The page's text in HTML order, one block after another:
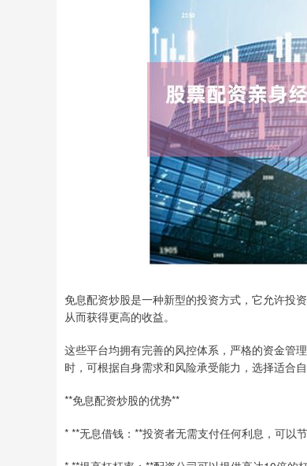
免息配资炒股是一种新型的投资方式，它允许投
从而获得更高的收益。
这些平台均拥有完善的风控体系，严格的资金管
时，可根据自身需求和风险承受能力，选择适合自
**免息配资炒股的优势**
* **无息借钱：**投资者无需支付任何利息，可以